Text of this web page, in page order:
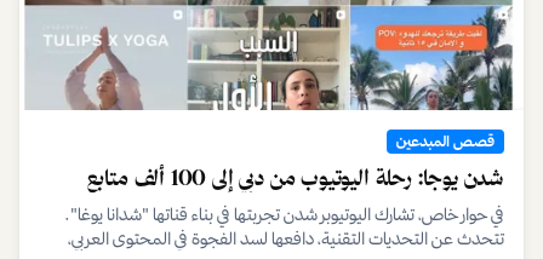
قصص المبدعين
شدن يوجا: رحلة اليوتيوب من دبي إلى 100 ألف متابع
في حوار خاص، تشارك اليوتيوبر شدن تجربتها في بناء قناتها "شدانا يوغا".
تتحدث عن التحديات التقنية، دافعها لسد الفجوة في المحتوى العربي،